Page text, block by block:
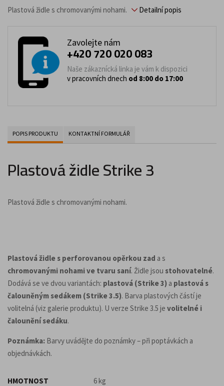
Plastová židle s chromovanými nohami. Detailní popis
Zavolejte nám
+420 720 020 083
Naše zákaznícká linka je vám k dispozici
v pracovních dnech od 8:00 do 17:00
POPIS PRODUKTU KONTAKTNÍ FORMULÁŘ
Plastová židle Strike 3
Plastová židle s chromovanými nohami.
Plastová židle s perforovanou opěrkou zad a s
chromovanými nohami ve tvaru saní. Židle jsou stohovatelné.
Dodává se ve dvou variantách: plastová (Strike 3) a plastová s
čalouněným sedákem (Strike 3.5). Barva plastových částí je
volitelná (viz galerie produktu). U verze Strike 3.5 je volitelné i
čalounění sedáku.
Poznámka: Barvy uvádějte do poznámky – při poptávkách a
objednávkách.
HMOTNOST 6 kg